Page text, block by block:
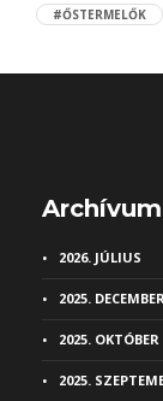
#ŐSTERMELŐK
Archívum
2026. JÚLIUS
2025.
2025. OKTÓBER
2025.